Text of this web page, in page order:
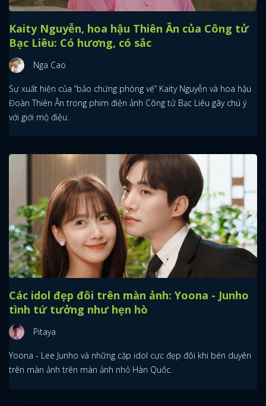
Kaity Nguyễn, hoa hậu Thiên Ân của Công tử
Bạc Liêu: Có hương, có sắc
Nga Cao
Sự xuất hiện của “bảo chứng phòng vé” Kaity Nguyễn và hoa hậu
Đoàn Thiên Ân trong phim điện ảnh Công tử Bạc Liêu gây chú ý
với giới mộ điệu.
Các idol đẹp đôi trên màn ảnh: Yoona - Junho
tình tứ tưởng như hẹn hò
Pitaya
Yoona - Lee Junho và những cặp idol cực đẹp đôi khi bén duyên
trên màn ảnh trên màn ảnh nhỏ Hàn Quốc.